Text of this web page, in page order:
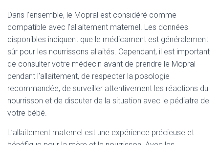
Dans l’ensemble, le Mopral est considéré comme
compatible avec l’allaitement maternel. Les données
disponibles indiquent que le médicament est généralement
sûr pour les nourrissons allaités. Cependant, il est important
de consulter votre médecin avant de prendre le Mopral
pendant l’allaitement, de respecter la posologie
recommandée, de surveiller attentivement les réactions du
nourrisson et de discuter de la situation avec le pédiatre de
votre bébé.
L’allaitement maternel est une expérience précieuse et